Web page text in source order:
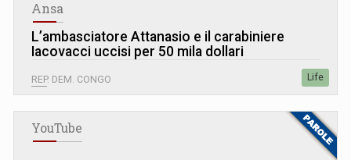
Ansa
L’ambasciatore Attanasio e il carabiniere
Iacovacci uccisi per 50 mila dollari
REP. DEM. CONGO Life
YouTube